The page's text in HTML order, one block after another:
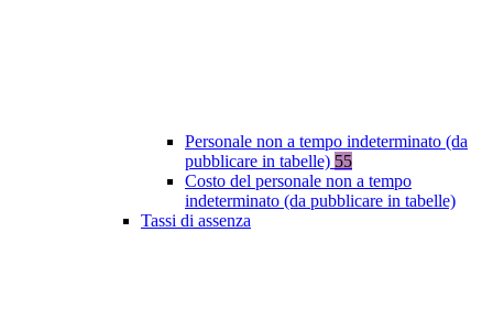
Personale non a tempo indeterminato (da
pubblicare in tabelle) 55
Costo del personale non a tempo
indeterminato (da pubblicare in tabelle)
Tassi di assenza